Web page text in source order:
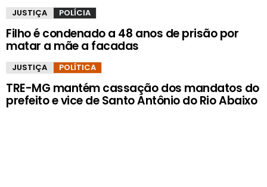
JUSTIÇA POLÍCIA
Filho é condenado a 48 anos de prisão por
matar a mãe a facadas
JUSTIÇA POLÍTICA
TRE-MG mantém cassação dos mandatos do
prefeito e vice de Santo Antônio do Rio Abaixo